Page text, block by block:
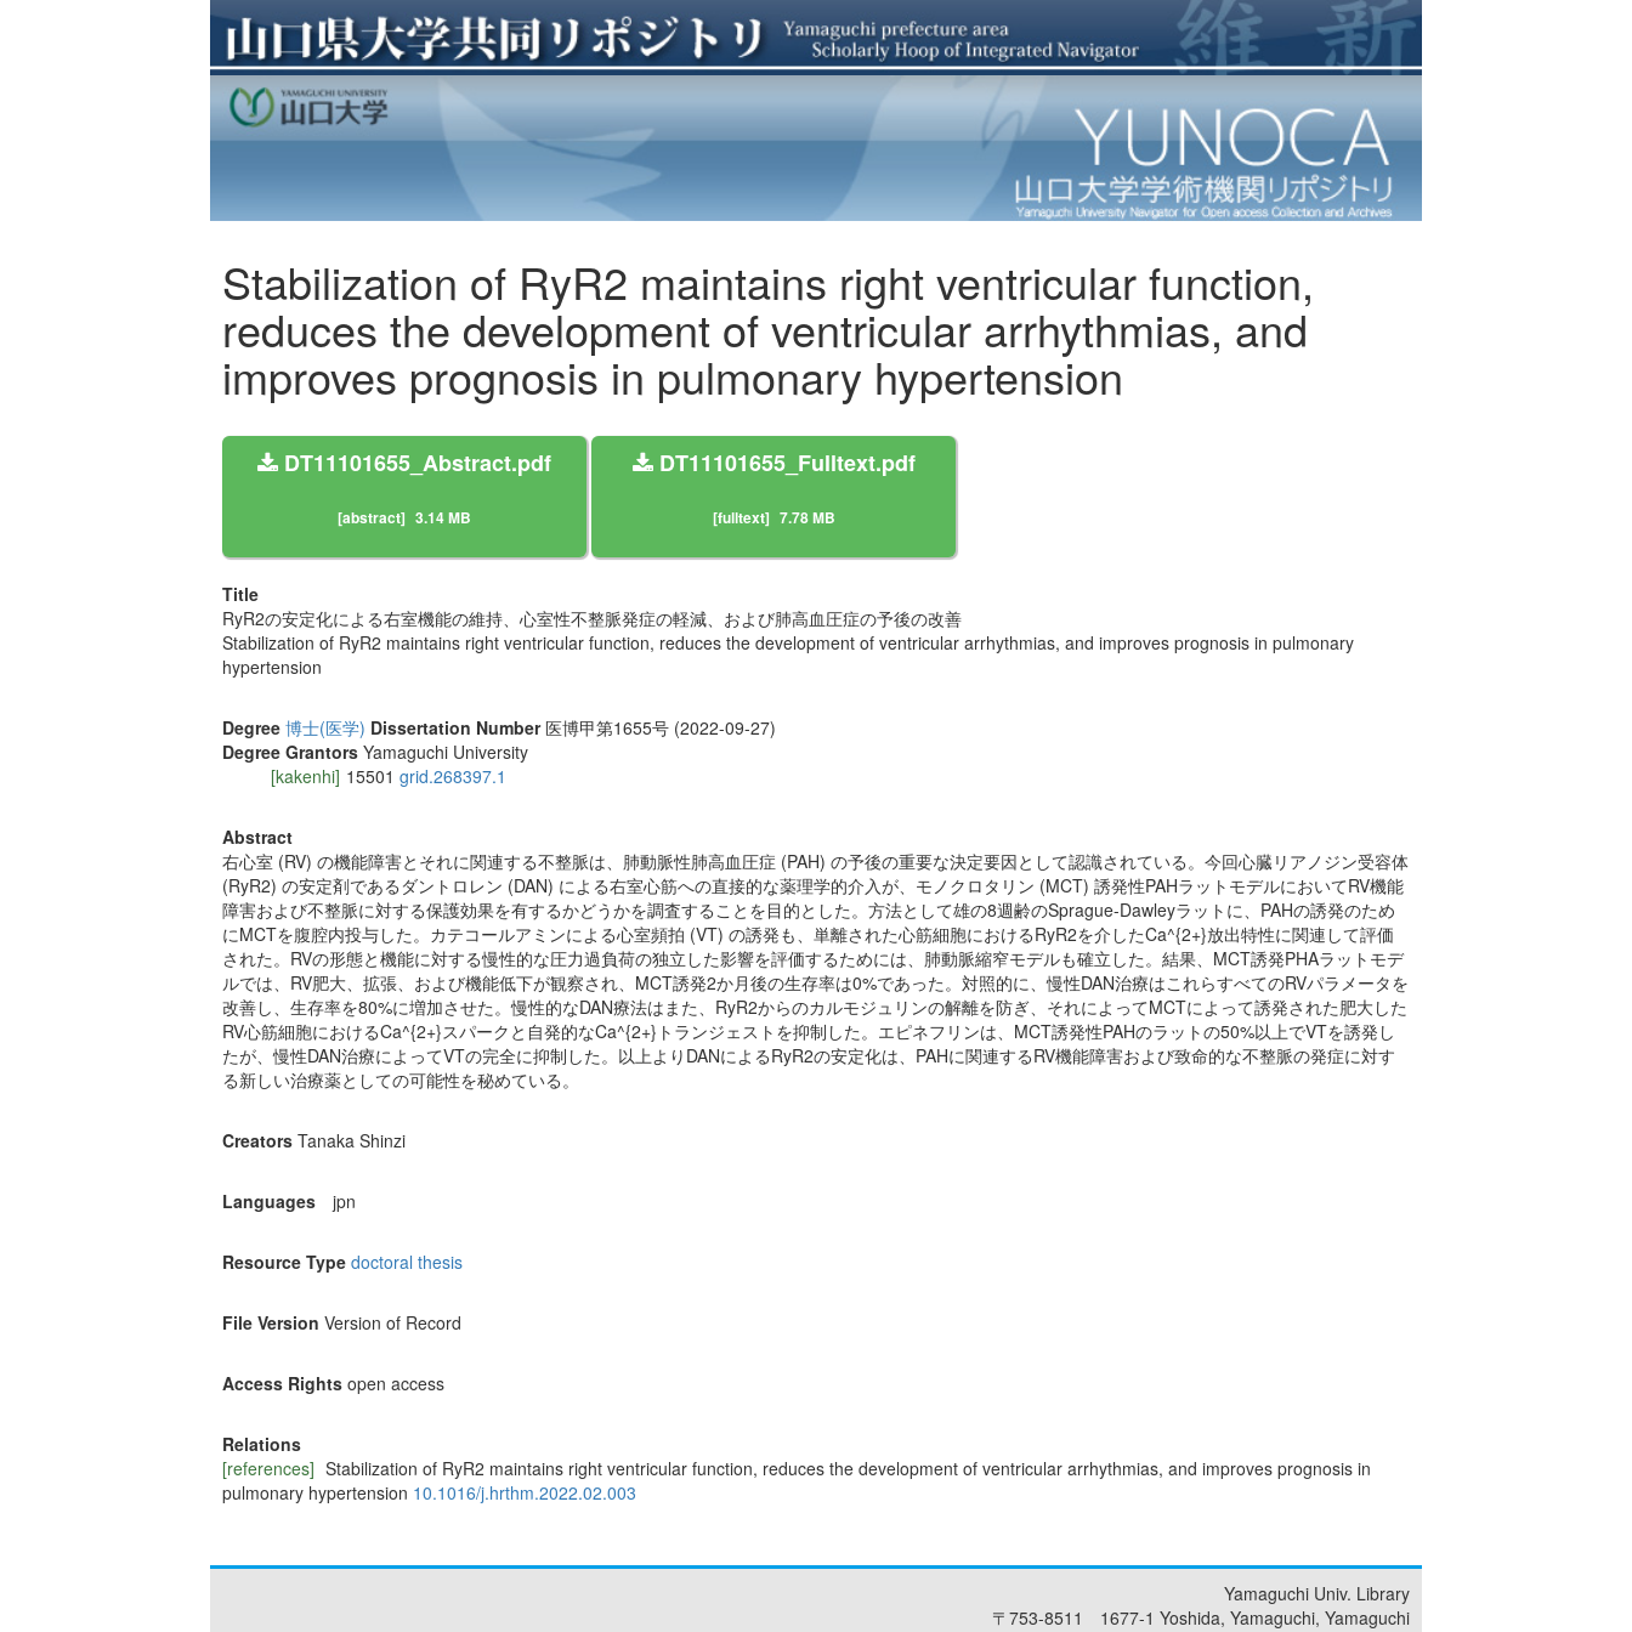
Stabilization of RyR2 maintains right ventricular function,
reduces the development of ventricular arrhythmias, and
improves prognosis in pulmonary hypertension
DT11101655_Abstract.pdf
[abstract] 3.14 MB
DT11101655_Fulltext.pdf
[fulltext] 7.78 MB
Title
RyR2の安定化による右室機能の維持、心室性不整脈発症の軽減、および肺高血圧症の予後の改善
Stabilization of RyR2 maintains right ventricular function, reduces the development of ventricular arrhythmias, and improves prognosis in pulmonary
hypertension
Degree 博士(医学) Dissertation Number 医博甲第1655号 (2022-09-27)
Degree Grantors Yamaguchi University
[kakenhi] 15501 grid.268397.1
Abstract
右心室 (RV) の機能障害とそれに関連する不整脈は、肺動脈性肺高血圧症 (PAH) の予後の重要な決定要因として認識されている。今回心臓リアノジン受容体
(RyR2) の安定剤であるダントロレン (DAN) による右室心筋への直接的な薬理学的介入が、モノクロタリン (MCT) 誘発性PAHラットモデルにおいてRV機能
障害および不整脈に対する保護効果を有するかどうかを調査することを目的とした。方法として雄の8週齢のSprague-Dawleyラットに、PAHの誘発のため
にMCTを腹腔内投与した。カテコールアミンによる心室頻拍 (VT) の誘発も、単離された心筋細胞におけるRyR2を介したCa^{2+}放出特性に関連して評価
された。RVの形態と機能に対する慢性的な圧力過負荷の独立した影響を評価するためには、肺動脈縮窄モデルも確立した。結果、MCT誘発PHAラットモデ
ルでは、RV肥大、拡張、および機能低下が観察され、MCT誘発2か月後の生存率は0%であった。対照的に、慢性DAN治療はこれらすべてのRVパラメータを
改善し、生存率を80%に増加させた。慢性的なDAN療法はまた、RyR2からのカルモジュリンの解離を防ぎ、それによってMCTによって誘発された肥大した
RV心筋細胞におけるCa^{2+}スパークと自発的なCa^{2+}トランジェストを抑制した。エピネフリンは、MCT誘発性PAHのラットの50%以上でVTを誘発し
たが、慢性DAN治療によってVTの完全に抑制した。以上よりDANによるRyR2の安定化は、PAHに関連するRV機能障害および致命的な不整脈の発症に対す
る新しい治療薬としての可能性を秘めている。
Creators Tanaka Shinzi
Languages jpn
Resource Type doctoral thesis
File Version Version of Record
Access Rights open access
Relations
[references] Stabilization of RyR2 maintains right ventricular function, reduces the development of ventricular arrhythmias, and improves prognosis in
pulmonary hypertension 10.1016/j.hrthm.2022.02.003
Yamaguchi Univ. Library
〒753-8511 1677-1 Yoshida, Yamaguchi, Yamaguchi